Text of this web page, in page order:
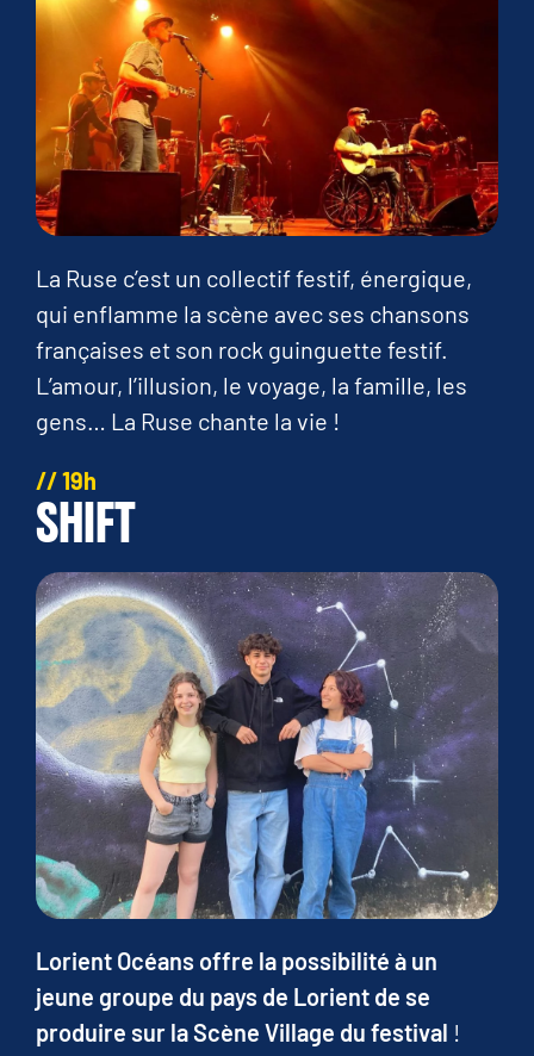
La Ruse c’est un collectif festif, énergique,
qui enflamme la scène avec ses chansons
françaises et son rock guinguette festif.
L’amour, l’illusion, le voyage, la famille, les
gens… La Ruse chante la vie !
// 19h
SHIFT
Lorient Océans offre la possibilité à un
jeune groupe du pays de Lorient de se
produire sur la Scène Village du festival !